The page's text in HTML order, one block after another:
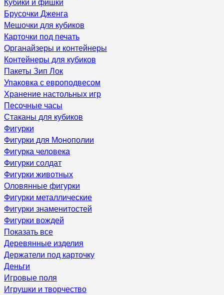
Брусочки Дженга
Мешочки для кубиков
Карточки под печать
Органайзеры и контейнеры
Контейнеры для кубиков
Пакеты Зип Лок
Упаковка с европодвесом
Хранение настольных игр
Песочные часы
Стаканы для кубиков
Фигурки
Фигурки для Монополии
Фигурка человека
Фигурки солдат
Фигурки животных
Оловянные фигурки
Фигурки металлические
Фигурки знаменитостей
Фигурки вождей
Показать все
Деревянные изделия
Держатели под карточку
Деньги
Игровые поля
Игрушки и творчество